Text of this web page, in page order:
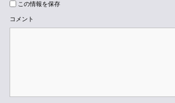
この情報を保存
コメント